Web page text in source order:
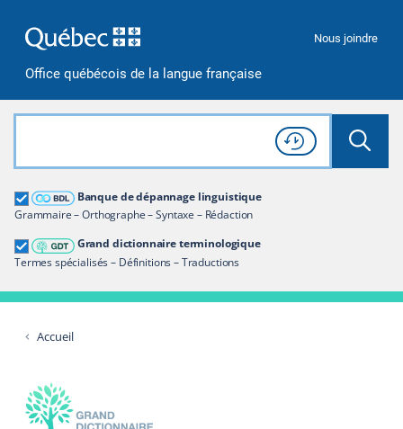
Office québécois de la langue française
Nous joindre
Rechercher dans tout le site
Lancer
Consulter l'
Historique
de recherche
Banque de dépannage linguistique
Grammaire – Orthographe – Syntaxe – Rédaction
Grand dictionnaire terminologique
Termes spécialisés – Définitions – Traductions
Grand dictionnaire terminologique
Restreindre aux termes
Accueil